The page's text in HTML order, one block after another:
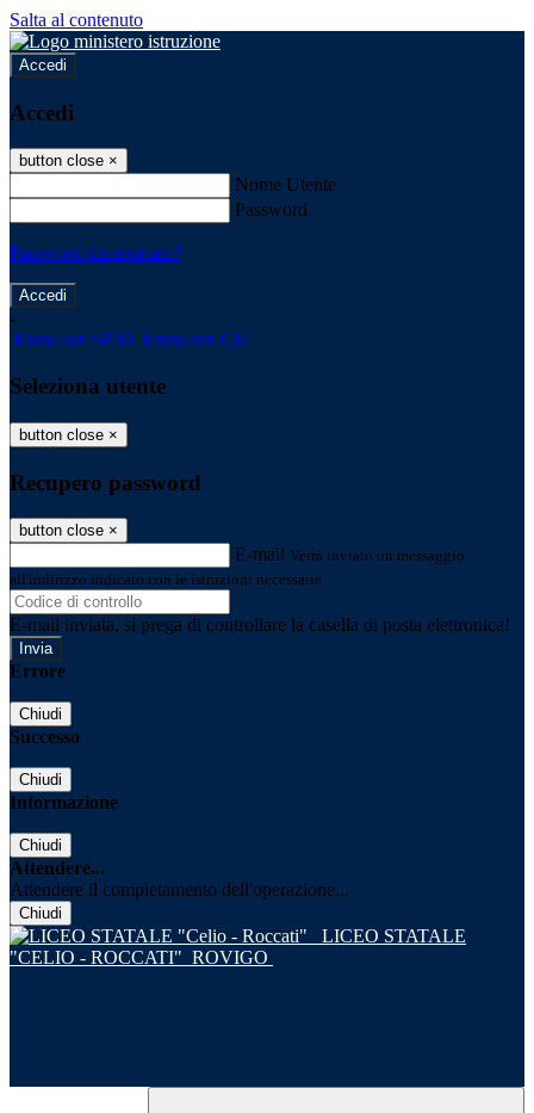
Salta al contenuto
Accedi
Accedi
button close ×
Nome Utente
Password
Password dimenticata?
-
Entra con SPID Entra con CIE
Seleziona utente
button close ×
Recupero password
button close ×
E-mail Verrà inviato un messaggio
all'indirizzo indicato con le istruzioni necessarie.
E-mail inviata, si prega di controllare la casella di posta elettronica!
Errore
Chiudi
Successo
Chiudi
Informazione
Chiudi
Attendere...
Attendere il completamento dell'operazione...
Chiudi
LICEO STATALE
"CELIO - ROCCATI" ROVIGO